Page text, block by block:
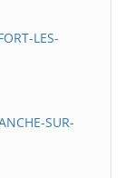
LES-
SUR-